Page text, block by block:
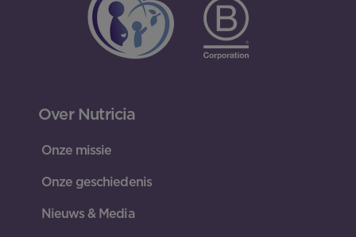
Over Nutricia
Onze missie
Onze geschiedenis
Nieuws & Media